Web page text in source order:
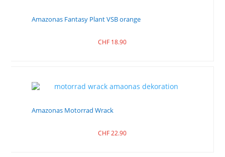
Amazonas Fantasy Plant VSB orange
CHF 18.90
Amazonas Motorrad Wrack
CHF22.90